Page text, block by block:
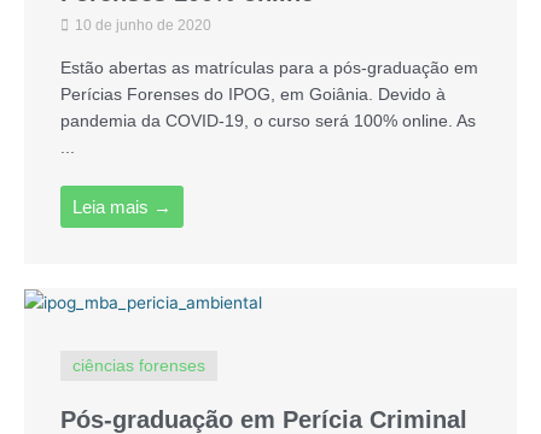
10 de junho de 2020
Estão abertas as matrículas para a pós-graduação em
Perícias Forenses do IPOG, em Goiânia. Devido à
pandemia da COVID-19, o curso será 100% online. As
Leia mais →
ciências forenses
Pós-graduação em Perícia Criminal